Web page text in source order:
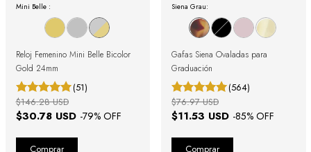
Mini Belle :
Reloj Femenino Mini Belle Bicolor
Gold 24mm
(51)
$30.78 USD -79% OFF
$146.28 USD
Siena Grau:
Gafas Siena Ovaladas para
Graduación
(564)
$11.53 USD -85% OFF
$76.97 USD